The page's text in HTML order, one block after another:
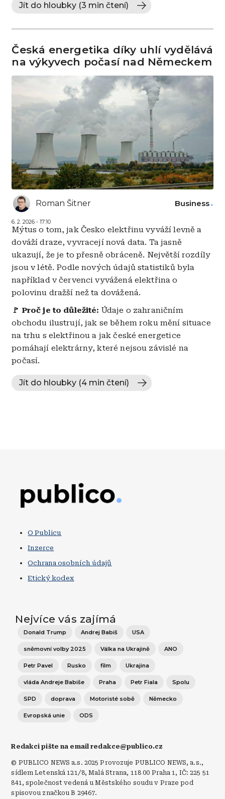
Jít do hloubky (3 min čtení)
Česká energetika díky uhlí vydělává
na výkyvech počasí nad Německem
Roman Šitner
6. 2. 2026 - 17:10
Business
Mýtus o tom, jak Česko elektřinu vyváží levně a
dováží draze, vyvracejí nová data. Ta jasně
ukazují, že je to přesně obráceně. Největší rozdíly
jsou v létě. Podle nových údajů statistiků byla
například v červenci vyvážená elektřina o
polovinu dražší než ta dovážená.
🚩 Proč je to důležité: Údaje o zahraničním
obchodu ilustrují, jak se během roku mění situace
na trhu s elektřinou a jak české energetice
pomáhají elektrárny, které nejsou závislé na
počasí.
Jít do hloubky (4 min čtení)
O Publicu
Inzerce
Ochrana osobních údajů
Etický kodex
Nejvíce vás zajímá
Donald Trump Andrej Babiš USA
sněmovní volby 2025 Válka na Ukrajině ANO
Petr Pavel Rusko film Ukrajina
vláda Andreje Babiše Praha Petr Fiala Spolu
SPD doprava Motoristé sobě Německo
Evropská unie ODS
Redakci pište na email redakce@publico.cz
© PUBLICO NEWS a.s. 2025 Provozuje PUBLICO NEWS, a.s.,
sídlem Letenská 121/8, Malá Strana, 118 00 Praha 1, IČ: 225 51
841, společnost vedená u Městského soudu v Praze pod
spisovou značkou B 29467.